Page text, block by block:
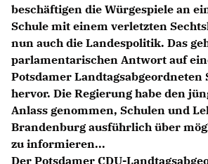
CDU
CDU Fraktion im
CDU
CDU Potsdam
beschäftigen die Würgespiele an
Schule mit einem verletzten
nun auch die Landespolitik. Das
parlamentarischen Antwort auf
Potsdamer Landtagsabgeordneten
hervor. Die Regierung habe den
Anlass genommen, Schulen und
Brandenburg ausführlich über
zu informieren...
Der Potsdamer CDU-